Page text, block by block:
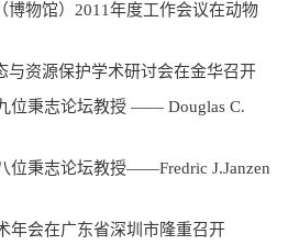
博物馆）2011年度工作会议在动物
与资源保护学术研讨会在金华召开
位秉志论坛教授 —— Douglas C.
位秉志论坛教授——Fredric J.Janzen
年会在广东省深圳市隆重召开